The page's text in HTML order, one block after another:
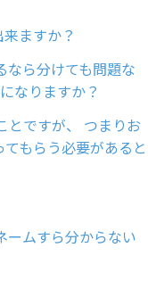
ますか？
なら分けても問題な
なりますか？
とですが、 つまりお
もらう必要があると
ームすら分からない